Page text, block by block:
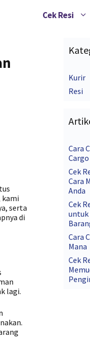
Cek Resi
kami
serta
di
lagi.
Kurir
Resi
Cara
Cargo
Cek
Cara
Anda
Cek
untuk
Cara
Mana
Cek